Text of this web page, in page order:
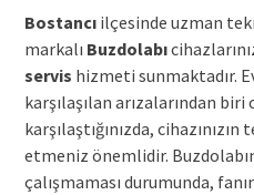
Bostancıilçesinde uzman
markalı Buzdolabı
servis hizmeti sunmaktadır.
karşılaşılan arızalarından
karşılaştığınızda,
etmeniz önemlidir.
çalışmaması durumunda,